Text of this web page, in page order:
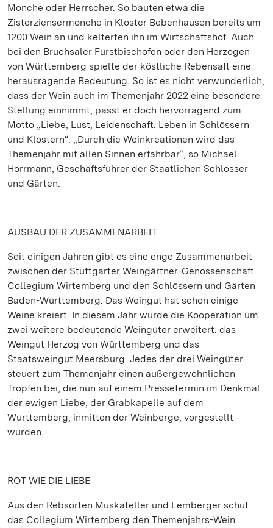
Mönche oder Herrscher. So bauten etwa die
Zisterziensermönche in Kloster Bebenhausen bereits um
1200 Wein an und kelterten ihn im Wirtschaftshof. Auch
bei den Bruchsaler Fürstbischöfen oder den Herzögen
von Württemberg spielte der köstliche Rebensaft eine
herausragende Bedeutung. So ist es nicht verwunderlich,
dass der Wein auch im Themenjahr 2022 eine besondere
Stellung einnimmt, passt er doch hervorragend zum
Motto „Liebe, Lust, Leidenschaft. Leben in Schlössern
und Klöstern“. „Durch die Weinkreationen wird das
Themenjahr mit allen Sinnen erfahrbar“, so Michael
Hörrmann, Geschäftsführer der Staatlichen Schlösser
und Gärten.
AUSBAU DER ZUSAMMENARBEIT
Seit einigen Jahren gibt es eine enge Zusammenarbeit
zwischen der Stuttgarter Weingärtner-Genossenschaft
Collegium Wirtemberg und den Schlössern und Gärten
Baden-Württemberg. Das Weingut hat schon einige
Weine kreiert. In diesem Jahr wurde die Kooperation um
zwei weitere bedeutende Weingüter erweitert: das
Weingut Herzog von Württemberg und das
Staatsweingut Meersburg. Jedes der drei Weingüter
steuert zum Themenjahr einen außergewöhnlichen
Tropfen bei, die nun auf einem Pressetermin im Denkmal
der ewigen Liebe, der Grabkapelle auf dem
Württemberg, inmitten der Weinberge, vorgestellt
wurden.
ROT WIE DIE LIEBE
Aus den Rebsorten Muskateller und Lemberger schuf
das Collegium Wirtemberg den Themenjahrs-Wein